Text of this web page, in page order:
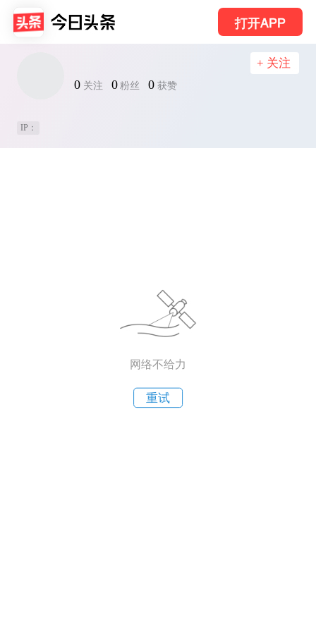
打开APP
0 关注 0 粉丝 0 获赞
+ 关注
IP：
网络不给力
重试